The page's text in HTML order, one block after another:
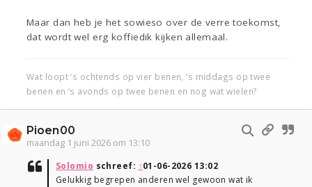
Maar dan heb je het sowieso over de verre toekomst,
dat wordt wel erg koffiedik kijken allemaal.
Wat loopt ‘s ochtends op vier benen, ‘s middags op twee
benen en ‘s avonds op twee benen en nog wat wielen?
Pioen00
maandag 1 juni 2026 om 13:10
Solomio schreef: ↑01-06-2026 13:02
Gelukkig begrepen anderen wel gewoon wat ik